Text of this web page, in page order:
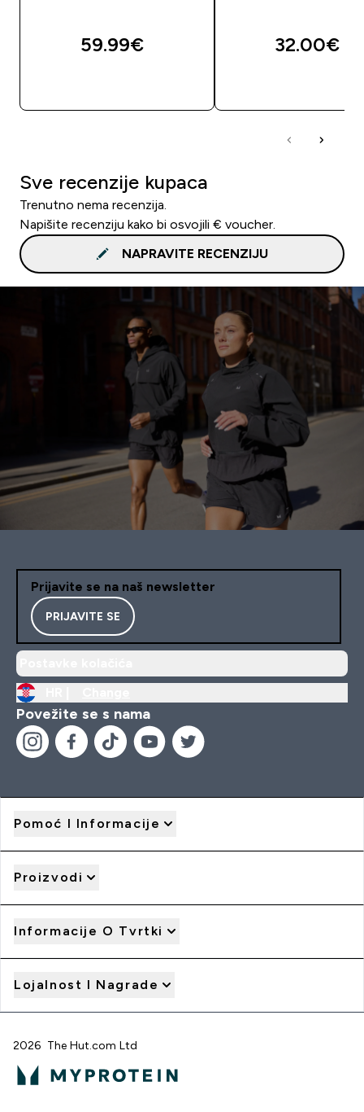
59.99€‎ 32.00€‎
Sve recenzije kupaca
Trenutno nema recenzija.
Napišite recenziju kako bi osvojili € voucher.
NAPRAVITE RECENZIJU
Prijavite se na naš newsletter
PRIJAVITE SE
Povežite se s nama
Pomoć I Informacije
Proizvodi
Informacije O Tvrtki
Lojalnost I Nagrade
2026 The Hut.com Ltd